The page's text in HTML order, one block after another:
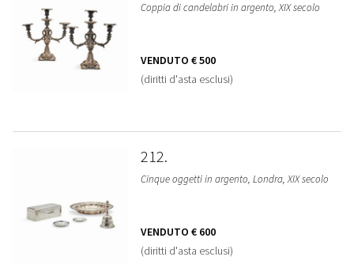
Coppia di candelabri in argento, XIX secolo
VENDUTO € 500
(diritti d'asta esclusi)
212
Cinque oggetti in argento, Londra, XIX secolo
VENDUTO € 600
(diritti d'asta esclusi)